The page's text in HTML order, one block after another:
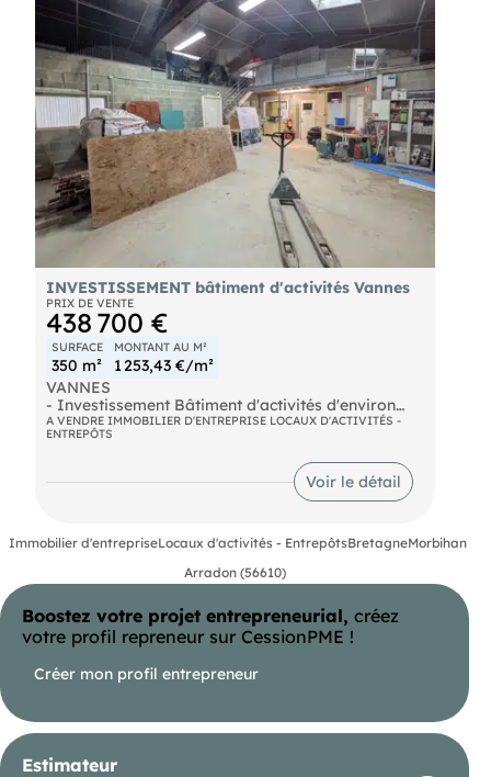
INVESTISSEMENT bâtiment d'activités Vannes
PRIX DE VENTE
438 700 €
SURFACE
350 m²
MONTANT AU M²
1 253,43 €/m²
VANNES
- Investissement Bâtiment d'activités d'environ
350 m² sur un terrain de 1259m² environ divisé en 3
lots avec locataires en place. Surface de 160m²
Baux 3/6/9 en cours avec des loyers cohérents.
Plus de renseignements et infos, nous consulter.
A VENDRE IMMOBILIER D'ENTREPRISE LOCAUX D'ACTIVITÉS -
ENTREPÔTS
Voir le détail
Immobilier d'entrepriseLocaux d'activités - EntrepôtsBretagneMorbihan
Arradon (56610)
Boostez votre projet entrepreneurial, créez
votre profil repreneur sur CessionPME !
Créer mon profil entrepreneur
Estimateur